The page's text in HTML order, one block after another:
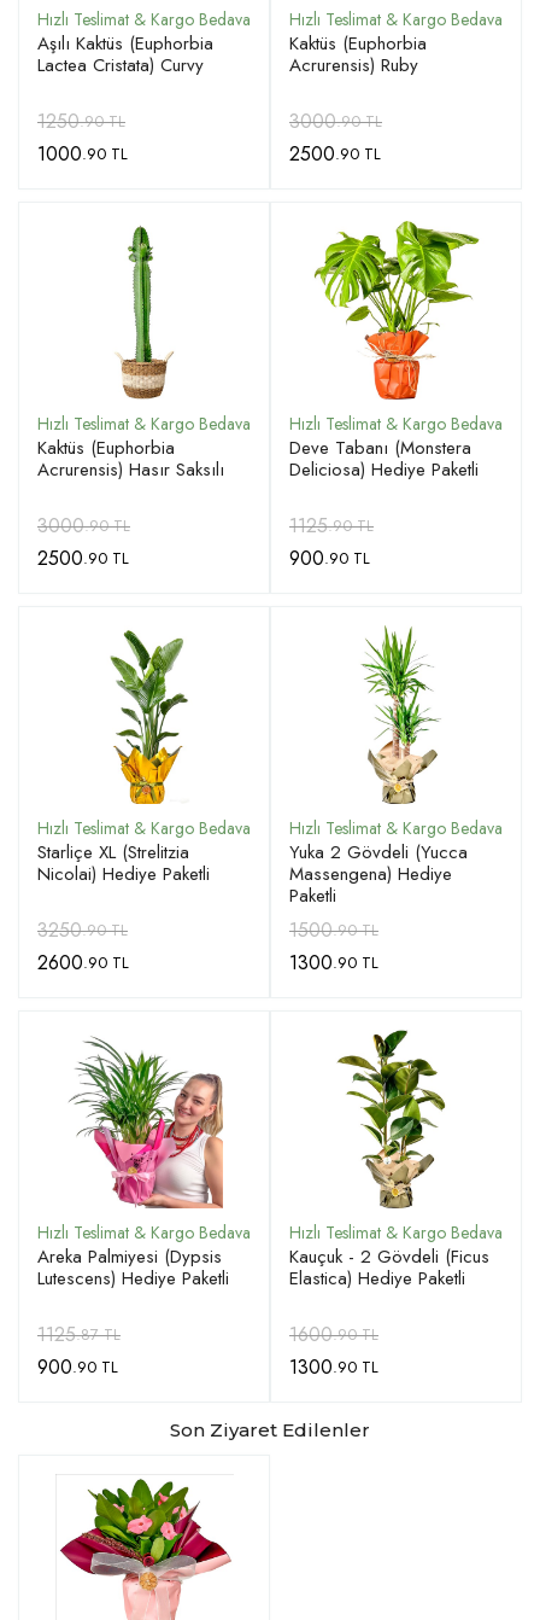
Aşılı Kaktüs (Euphorbia
Lactea Cristata) Curvy
1250.90 TL
1000.90 TL
Kaktüs (Euphorbia
Acrurensis) Ruby
3000.90 TL
2500.90 TL
Kaktüs (Euphorbia
Acrurensis) Hasır Saksılı
3000.90 TL
2500.90 TL
Deve Tabanı (Monstera
Deliciosa) Hediye Paketli
1125.90 TL
900.90 TL
Starliçe XL (Strelitzia
Nicolai) Hediye Paketli
3250.90 TL
2600.90 TL
Yuka 2 Gövdeli (Yucca
Massengena) Hediye
Paketli
1500.90 TL
1300.90 TL
Areka Palmiyesi (Dypsis
Lutescens) Hediye Paketli
1125.87 TL
900.90 TL
Kauçuk - 2 Gövdeli (Ficus
Elastica) Hediye Paketli
1600.90 TL
1300.90 TL
Son Ziyaret Edilenler